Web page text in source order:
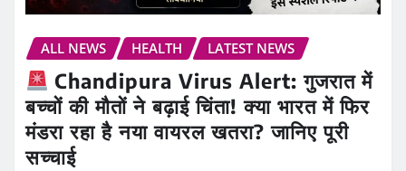
ALL NEWS HEALTH LATEST NEWS
Chandipura Virus Alert: गुजरात में
बच्चों की मौतों ने बढ़ाई चिंता! क्या भारत में फिर
मंडरा रहा है नया वायरल खतरा? जानिए पूरी
सच्चाई